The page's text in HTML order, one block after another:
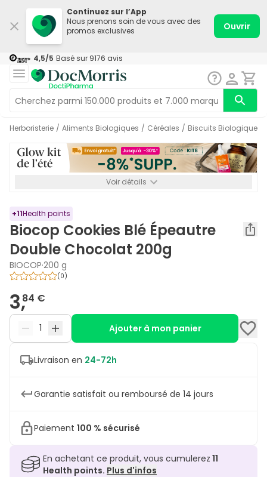
Continuez sur l’App
Nous prenons soin de vous avec des
promos exclusives
Ouvrir
4,5/5 Basé sur 9176 avis
Herboristerie / Aliments Biologiques / Céréales / Biscuits Biologiques
Voir détails
+11Health points
Biocop Cookies Blé Épeautre
Double Chocolat 200g
BIOCOP·200 g
(0)
3,84 €
Ajouter à mon panier
Livraison en 24-72h
Garantie satisfait ou remboursé de 14 jours
Paiement 100 % sécurisé
En achetant ce produit, vous cumulerez 11
Health points. Plus d'infos